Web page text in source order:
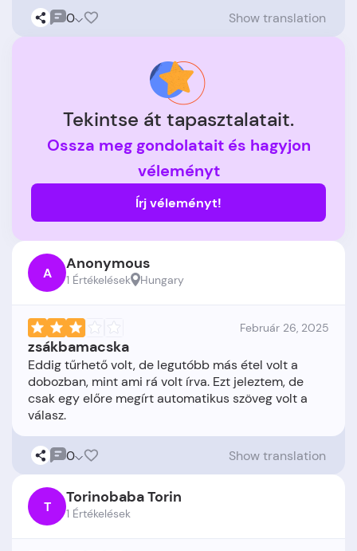
0 Show translation
Tekintse át tapasztalatait.
Ossza meg gondolatait és hagyjon
véleményt
Írj véleményt!
A Anonymous
1 Értékelések Hungary
Február 26, 2025
zsákbamacska
Eddig tűrhető volt, de legutóbb más étel volt a
dobozban, mint ami rá volt írva. Ezt jeleztem, de
csak egy előre megírt automatikus szöveg volt a
0 Show translation
T Torinobaba Torin
1 Értékelések